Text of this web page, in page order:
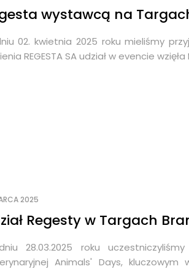
wystawcą na
02. kwietnia 2025 roku mieliśmy
REGESTA SA udział w evencie
2025
Regesty w Targach
28.03.2025 roku
Animals' Days,